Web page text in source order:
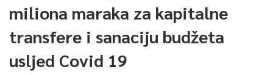
miliona maraka za kapitalne
transfere i sanaciju budžeta
usljed Covid 19